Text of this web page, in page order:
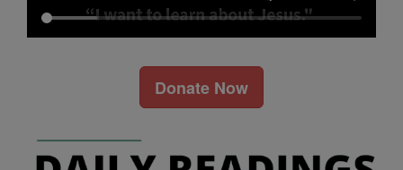
Donate Now